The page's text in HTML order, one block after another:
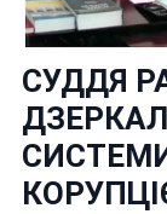
СУДДЯ